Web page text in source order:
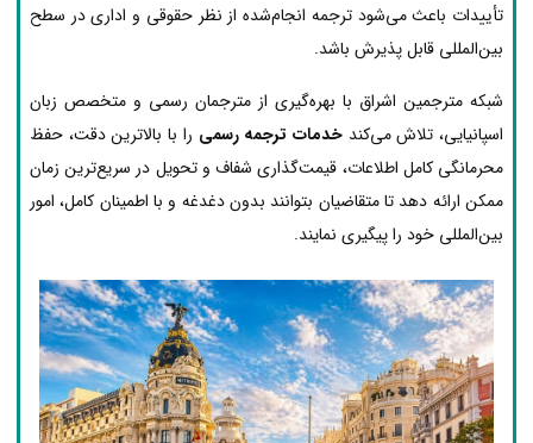
تأییدات باعث می‌شود ترجمه انجام‌شده از نظر حقوقی و اداری در سطح
بین‌المللی قابل پذیرش باشد.
شبکه مترجمین اشراق با بهره‌گیری از مترجمان رسمی و متخصص زبان
اسپانیایی، تلاش می‌کندخدمات ترجمه رسمی را با بالاترین دقت، حفظ
محرمانگی کامل اطلاعات، قیمت‌گذاری شفاف و تحویل در سریع‌ترین زمان
ممکن ارائه دهد تا متقاضیان بتوانند بدون دغدغه و با اطمینان کامل، امور
بین‌المللی خود را پیگیری نمایند.